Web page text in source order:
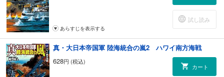
試し読み
あらすじを表示する
真・大日本帝国軍 陸海統合の嵐2 ハワイ南方海戦
628円 (税込)
カート